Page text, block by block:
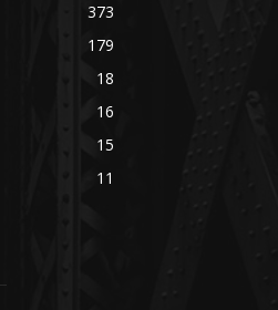
373
179
18
16
15
11